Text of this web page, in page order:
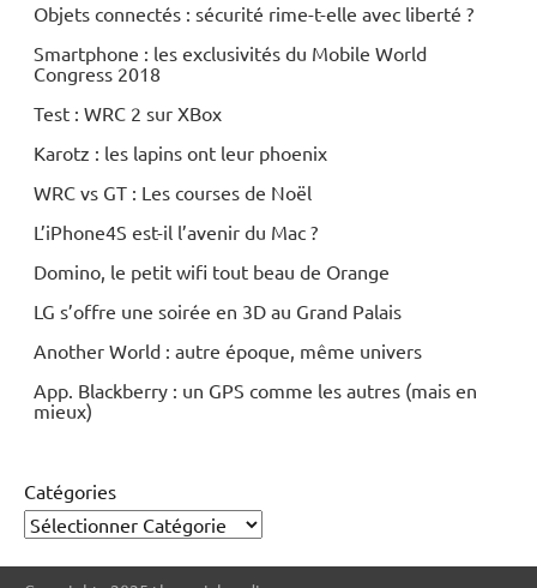
Objets connectés : sécurité rime-t-elle avec liberté ?
Smartphone : les exclusivités du Mobile World
Congress 2018
Test : WRC 2 sur XBox
Karotz : les lapins ont leur phoenix
WRC vs GT : Les courses de Noël
L’iPhone4S est-il l’avenir du Mac ?
Domino, le petit wifi tout beau de Orange
LG s’offre une soirée en 3D au Grand Palais
Another World : autre époque, même univers
App. Blackberry : un GPS comme les autres (mais en
mieux)
Catégories